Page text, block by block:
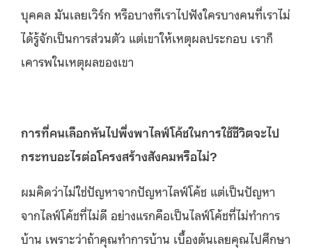
บุคคล มันเลยเวิร์ก หรือบางทีเราไปฟังใครบางคนที่เราไม่
ได้รู้จักเป็นการส่วนตัว แต่เขาให้เหตุผลประกอบ เราก็
เคารพในเหตุผลของเขา
การที่คนเลือกหันไปพึ่งพาไลฟ์โค้ชในการใช้ชีวิตจะไป
กระทบอะไรต่อโครงสร้างสังคมหรือไม่?
ผมคิดว่าไม่ใช่ปัญหาจากปัญหาไลฟ์โค้ช แต่เป็นปัญหา
จากไลฟ์โค้ชที่ไม่ดี อย่างแรกคือเป็นไลฟ์โค้ชที่ไม่ทำการ
บ้าน เพราะว่าถ้าคุณทำการบ้าน เบื้องต้นเลยคุณไปศึกษา